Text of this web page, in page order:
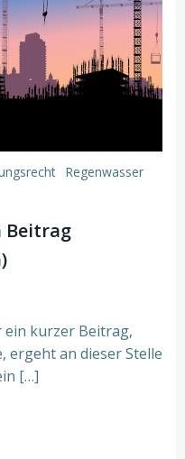
Regenwasser
Beitrag
ein kurzer Beitrag,
ergeht an dieser Stelle
[…]